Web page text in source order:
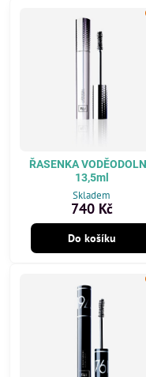
ŘASENKA
13,5ml
Skladem
740 Kč
Do košíku